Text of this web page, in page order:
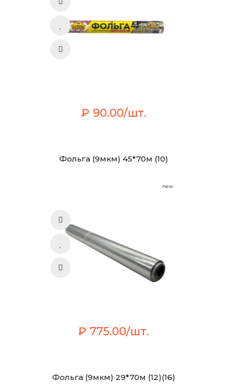
₽ 90.00/шт.
Фольга (9мкм) 45*70м (10)
new
₽ 775.00/шт.
Фольга (9мкм) 29*70м (12)(16)